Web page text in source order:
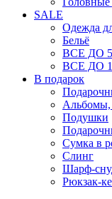
SALE
Одежда
Бельё
ВСЕ ДО
ВСЕ ДО
В подарок
Альбомы,
Подушки
Сумка в
Слинг
Шарф-
Рюкзак-